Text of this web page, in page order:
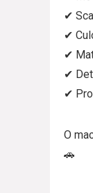
✔
✔
✔
✔
✔
O
🚗